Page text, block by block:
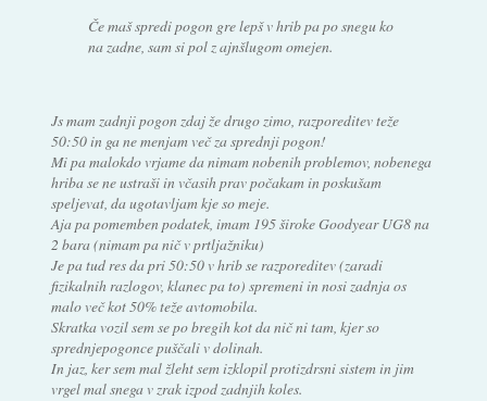
Če maš spredi pogon gre lepš v hrib pa po snegu ko
na zadne, sam si pol z ajnšlugom omejen.
Js mam zadnji pogon zdaj že drugo zimo, razporeditev teže
50:50 in ga ne menjam več za sprednji pogon!
Mi pa malokdo vrjame da nimam nobenih problemov, nobenega
hriba se ne ustraši in včasih prav počakam in poskušam
speljevat, da ugotavljam kje so meje.
Aja pa pomemben podatek, imam 195 široke Goodyear UG8 na
2 bara (nimam pa nič v prtljažniku)
Je pa tud res da pri 50:50 v hrib se razporeditev (zaradi
fizikalnih razlogov, klanec pa to) spremeni in nosi zadnja os
malo več kot 50% teže avtomobila.
Skratka vozil sem se po bregih kot da nič ni tam, kjer so
sprednjepogonce puščali v dolinah.
In jaz, ker sem mal žleht sem izklopil protizdrsni sistem in jim
vrgel mal snega v zrak izpod zadnjih koles.